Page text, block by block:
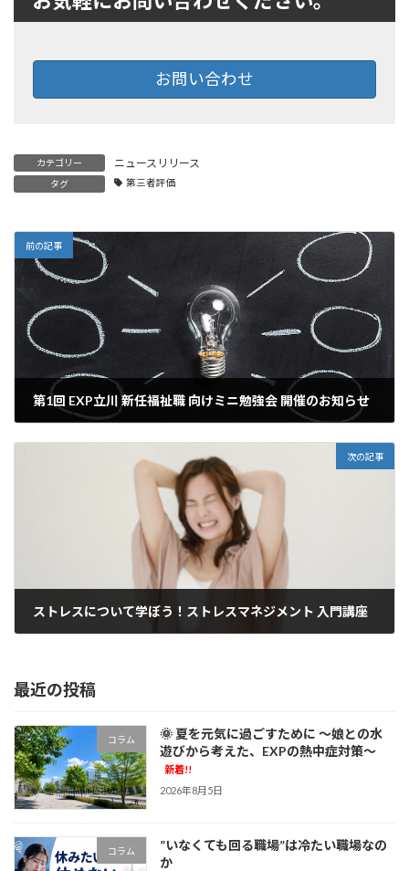
お問い合わせ
カテゴリー ニュースリリース
タグ 第三者評価
前の記事
第1回 EXP立川 新任福祉職 向けミニ勉強会 開催のお知らせ
次の記事
ストレスについて学ぼう！ ストレスマネジメント 入門講座
最近の投稿
コラム
🌞 夏を元気に過ごすために ～娘との水
遊びから考えた、EXPの熱中症対策～
新着!!
2026年8月5日
コラム
”いなくても回る職場”は冷たい職場なの
か